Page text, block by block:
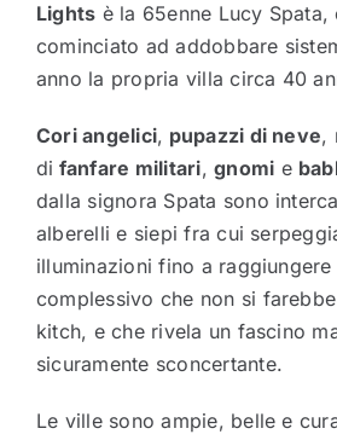
Lights è la 65enne Lucy Spata,
cominciato ad addobbare
anno la propria villa circa 40
Cori angelici, pupazzi di neve,
di fanfare militari,gnomi e
dalla signora Spata sono
alberelli e siepi fra cui
illuminazioni fino a
complessivo che non si
kitch, e che rivela un fascino
sicuramente sconcertante.
Le ville sono ampie, belle e